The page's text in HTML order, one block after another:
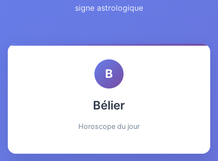
signe astrologique
B
Bélier
Horoscope du jour